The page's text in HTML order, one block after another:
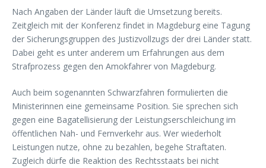
Nach Angaben der Länder läuft die Umsetzung bereits.
Zeitgleich mit der Konferenz findet in Magdeburg eine Tagung
der Sicherungsgruppen des Justizvollzugs der drei Länder statt.
Dabei geht es unter anderem um Erfahrungen aus dem
Strafprozess gegen den Amokfahrer von Magdeburg.
Auch beim sogenannten Schwarzfahren formulierten die
Ministerinnen eine gemeinsame Position. Sie sprechen sich
gegen eine Bagatellisierung der Leistungserschleichung im
öffentlichen Nah- und Fernverkehr aus. Wer wiederholt
Leistungen nutze, ohne zu bezahlen, begehe Straftaten.
Zugleich dürfe die Reaktion des Rechtsstaats bei nicht